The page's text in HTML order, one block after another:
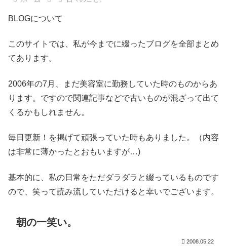
BLOGについて
このサイトでは、私が今までに綴ったブログを全部まとめ
てあります。
2006年の7月、まだ美容室に勤務していた時のものからあ
ります。ですので関連記事などで古いものが混ざって出て
くるかもしれません。
毎日更新！を掲げて頑張っていた時もありました。（内容
は非常に薄かったとおもいますが…)
基本的に、私の日常をただダラダラと綴っているものです
ので、笑って読み流していただけると幸いでございます。
朝の一笑い。
2008.05.22